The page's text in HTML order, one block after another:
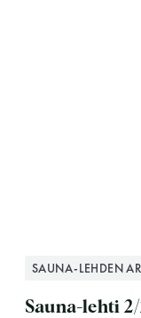
SAUNA-LEHDEN
Sauna-lehti